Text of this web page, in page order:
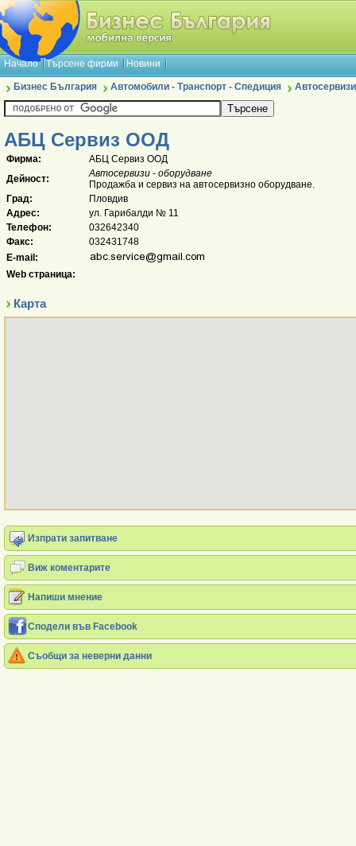
Начало Търсене фирми Новини
Бизнес България Автомобили - Транспорт - Спедиция
АБЦ Сервиз ООД
Фирма:
АБЦ Сервиз ООД
Дейност:
Автосервизи - оборудване
Продажба и сервиз на автосервизно оборудване.
Град:
Пловдив
Адрес:
ул. Гарибалди № 11
Телефон:
032642340
Факс:
032431748
E-mail:
Web страница:
Карта
Изпрати запитване
Виж коментарите
Напиши мнение
Сподели във Facebook
Съобщи за неверни данни